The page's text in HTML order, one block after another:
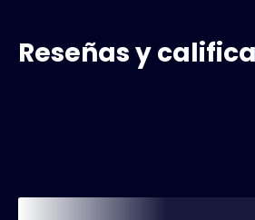
Reseñas y